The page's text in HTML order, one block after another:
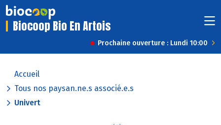
Biocoop Bio En Artois
Prochaine ouverture : Lundi 10:00
Accueil
Tous nos paysan.ne.s associé.e.s
Univert